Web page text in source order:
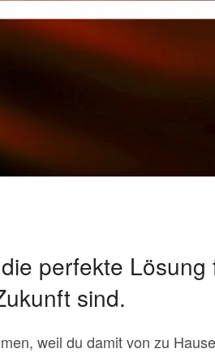
perfekte
sind.
weil du damit von zu